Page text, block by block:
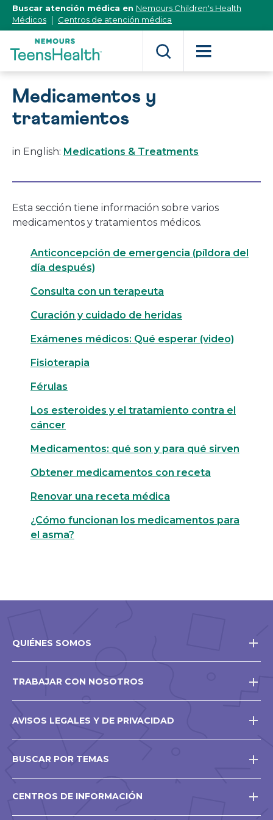
[Skip
Content]
Buscar atención médica en Nemours Children's Health
Médicos
Centros de atención médica
Medicamentos y
tratamientos
in English: Medications & Treatments
Esta sección tiene información sobre varios
medicamentos y tratamientos médicos.
Anticoncepción de emergencia (píldora del
día después)
Consulta con un terapeuta
Curación y cuidado de heridas
Exámenes médicos: Qué esperar (video)
Fisioterapia
Férulas
Los esteroides y el tratamiento contra el
cáncer
Medicamentos: qué son y para qué sirven
Obtener medicamentos con receta
Renovar una receta médica
¿Cómo funcionan los medicamentos para
el asma?
QUIÉNES SOMOS
TRABAJAR CON NOSOTROS
AVISOS LEGALES Y DE PRIVACIDAD
BUSCAR POR TEMAS
CENTROS DE INFORMACIÓN